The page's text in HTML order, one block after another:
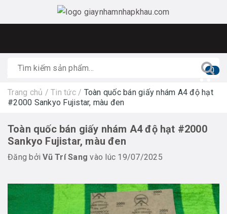
0
Trang chủ / Tin tức / Toàn quốc bán giấy nhám A4 độ hạt
#2000 Sankyo Fujistar, màu đen
Toàn quốc bán giấy nhám A4 độ hạt #2000
Sankyo Fujistar, màu đen
Đăng bởiVũ Trí Sang vào lúc 19/07/2025